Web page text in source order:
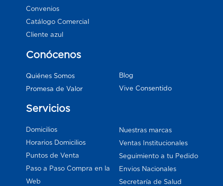
Convenios
Catálogo Comercial
Cliente azul
Conócenos
Quiénes Somos
Promesa de Valor
Blog
Vive Consentido
Servicios
Domicilios
Horarios Domicilios
Puntos de Venta
Paso a Paso Compra en la
Web
Nuestras marcas
Ventas Institucionales
Seguimiento a tu Pedido
Envios Nacionales
Secretaría de Salud